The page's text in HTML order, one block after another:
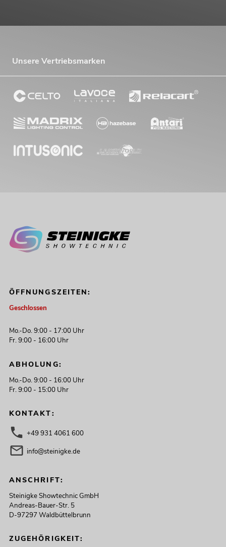
Unsere Vertriebsmarken
ÖFFNUNGSZEITEN:
Geschlossen
Mo.-Do. 9:00 - 17:00 Uhr
Fr. 9:00 - 16:00 Uhr
ABHOLUNG:
Mo.-Do. 9:00 - 16:00 Uhr
Fr. 9:00 - 15:00 Uhr
KONTAKT:
+49 931 4061 600
info@steinigke.de
ANSCHRIFT:
Steinigke Showtechnic GmbH
Andreas-Bauer-Str. 5
D-97297 Waldbüttelbrunn
ZUGEHÖRIGKEIT: